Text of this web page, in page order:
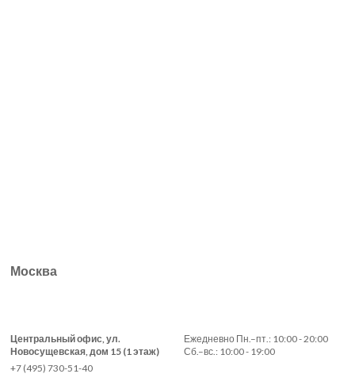
Москва
Центральный офис, ул.
Новосущевская, дом 15 (1 этаж)
+7 (495) 730-51-40
Ежедневно Пн.–пт.: 10:00 - 20:00
Сб.–вс.: 10:00 - 19:00